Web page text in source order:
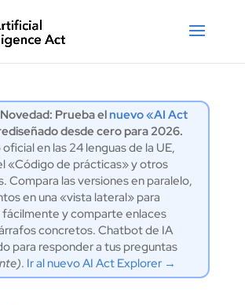
Prueba elnuevo «AI Act
desde cero para 2026.
en las 24 lenguas de la UE,
«Código de prácticas» y otros
Compara las versiones en paralelo,
en una «vista lateral» para
y comparte enlaces
concretos. Chatbot de IA
para responder a tus preguntas
. Ir al nuevo AI Act Explorer →